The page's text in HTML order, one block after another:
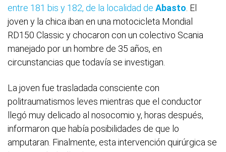
entre 181 bis y 182, de la localidad de Abasto . El
joven y la chica iban en una motocicleta Mondial
RD150 Classic y chocaron con un colectivo Scania
manejado por un hombre de 35 años, en
circunstancias que todavía se investigan.
La joven fue trasladada consciente con
politraumatismos leves mientras que el conductor
llegó muy delicado al nosocomio y, horas después,
informaron que había posibilidades de que lo
amputaran. Finalmente, esta intervención quirúrgica se